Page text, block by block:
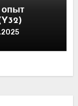
опыт